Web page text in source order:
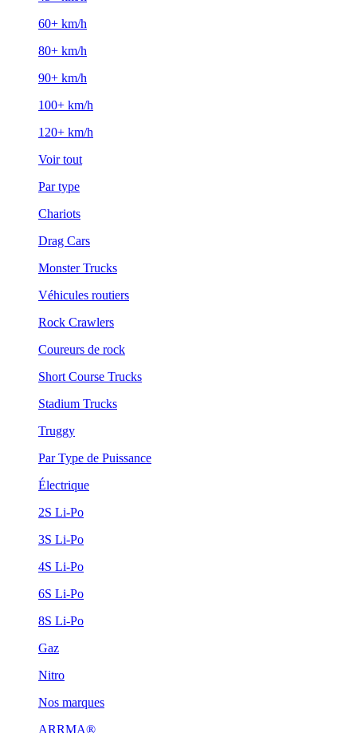
60+ km/h
80+ km/h
90+ km/h
100+ km/h
120+ km/h
Voir tout
Par type
Chariots
Drag Cars
Monster Trucks
Véhicules routiers
Rock Crawlers
Coureurs de rock
Short Course Trucks
Stadium Trucks
Truggy
Par Type de Puissance
Électrique
2S Li-Po
3S Li-Po
4S Li-Po
6S Li-Po
8S Li-Po
Gaz
Nitro
Nos marques
ARRMA®